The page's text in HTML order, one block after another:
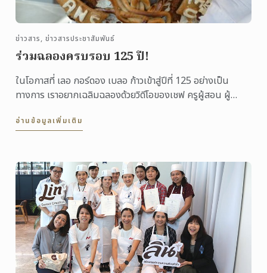
ข่าวสาร, ข่าวสารประชาสัมพันธ์
ร่วมฉลองครบรอบ 125 ปี!
ในโอกาสที่ เลอ กอร์ดอง เบลอ ก้าวเข้าสู่ปีที่ 125 อย่างเป็น
ทางการ เราอยากเฉลิมฉลองด้วยวิดีโอของเชฟ ครูผู้สอน ผู้
อ่านข้อมูลเพิ่มเติม